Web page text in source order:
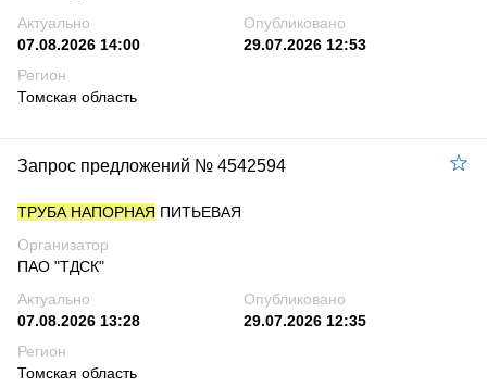
Актуально
07.08.2026 14:00
Опубликовано
29.07.2026 12:53
Регион
Томская область
Запрос предложений № 4542594
ТРУБА НАПОРНАЯ ПИТЬЕВАЯ
Организатор
ПАО "ТДСК"
Актуально
07.08.2026 13:28
Опубликовано
29.07.2026 12:35
Регион
Томская область